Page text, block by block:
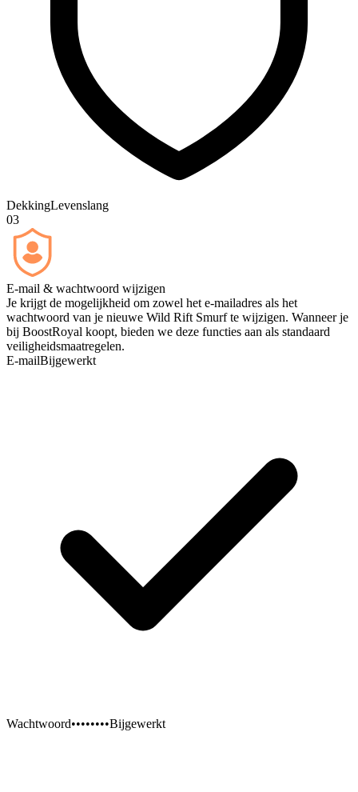
DekkingLevenslang
03
E-mail & wachtwoord wijzigen
Je krijgt de mogelijkheid om zowel het e-mailadres als het
wachtwoord van je nieuwe Wild Rift Smurf te wijzigen. Wanneer je
bij BoostRoyal koopt, bieden we deze functies aan als standaard
veiligheidsmaatregelen.
E-mailBijgewerkt
Wachtwoord••••••••Bijgewerkt